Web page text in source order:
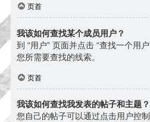
页首
我该如何查找某个成员用户？
到 “用户” 页面并点击 “查找一个用
您所需要查找的线索。
页首
我该如何查找我发表的帖子和主题？
您自己的帖子可以通过点击用户控